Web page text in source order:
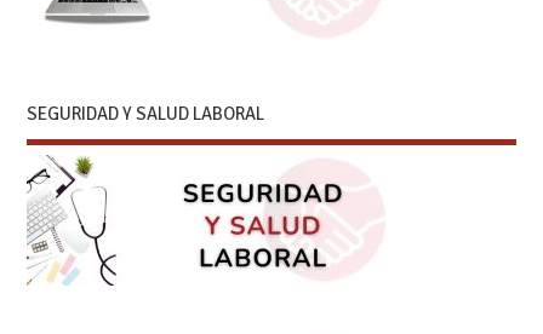
SEGURIDAD Y SALUD LABORAL